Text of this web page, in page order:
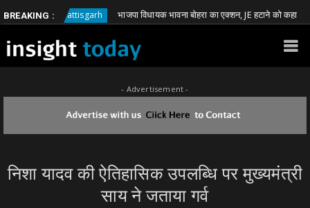
BREAKING :
Chhattisgarh भाजपा विधायक भावना बोहरा का एक्शन, JE हटाने को कहा
- Advertisement -
निशा यादव की ऐतिहासिक उपलब्धि पर मुख्यमंत्री
साय ने जताया गर्व